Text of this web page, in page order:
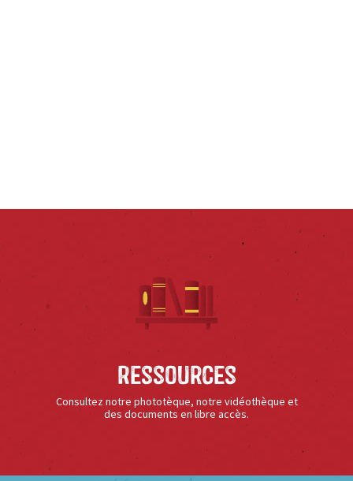
Ressources
Consultez notre phototèque, notre vidéothèque et
des documents en libre accès.